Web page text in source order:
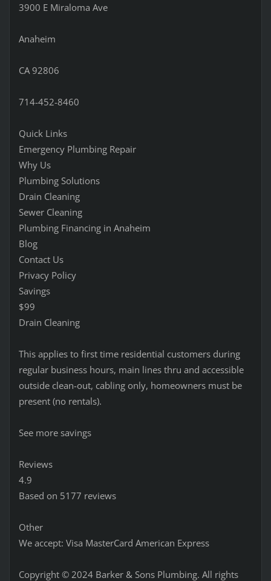
3900 E Miraloma Ave
Anaheim
CA 92806
714-452-8460
Quick Links
Emergency Plumbing Repair
Why Us
Plumbing Solutions
Drain Cleaning
Sewer Cleaning
Plumbing Financing in Anaheim
Blog
Contact Us
Privacy Policy
Savings
$99
Drain Cleaning
This applies to first time residential customers during
regular business hours, main lines thru and accessible
outside clean-out, cabling only, homeowners must be
present (no rentals).
See more savings
Reviews
4.9
Based on 5177 reviews
Other
We accept: Visa MasterCard American Express
Copyright © 2024 Barker & Sons Plumbing. All rights